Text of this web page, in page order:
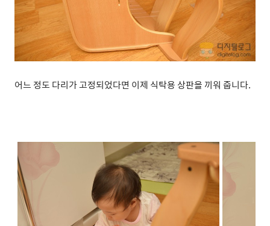
어느 정도 다리가 고정되었다면 이제 식탁용 상판을 끼워 줍니다.